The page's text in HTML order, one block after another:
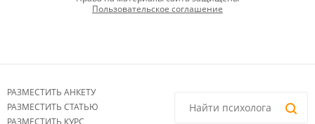
Пользовательское соглашение
РАЗМЕСТИТЬ АНКЕТУ
РАЗМЕСТИТЬ СТАТЬЮ